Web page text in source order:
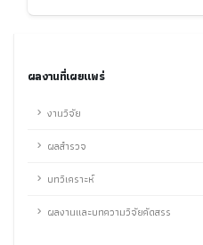
ผลงานที่เผยแพร่
งานวิจัย
ผลสำรวจ
บทวิเคราะห์
ผลงานและบทความวิจัยคัดสรร